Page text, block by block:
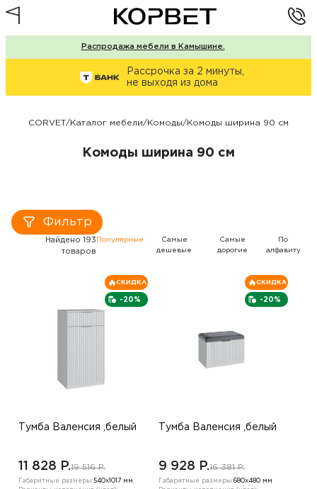
Распродажа мебели в Камышине.
Рассрочка за 2 минуты,
не выходя из дома
CORVET/Каталог мебели/Комоды/Комоды ширина 90 см
Комоды ширина 90 см
Фильтр
Найдено 193
товаров
Популярные
Самые
дешевые
Самые
дорогие
По
алфавиту
-20%
СКИДКА
Тумба Валенсия ,белый
11 828 P.19 516 P.
Габаритные размеры:540х1017 мм
-20%
СКИДКА
Тумба Валенсия ,белый
9 928 P.16 381 P.
Габаритные размеры:680х480 мм